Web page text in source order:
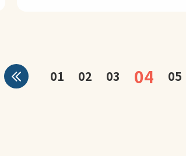
01 02 03 04 05